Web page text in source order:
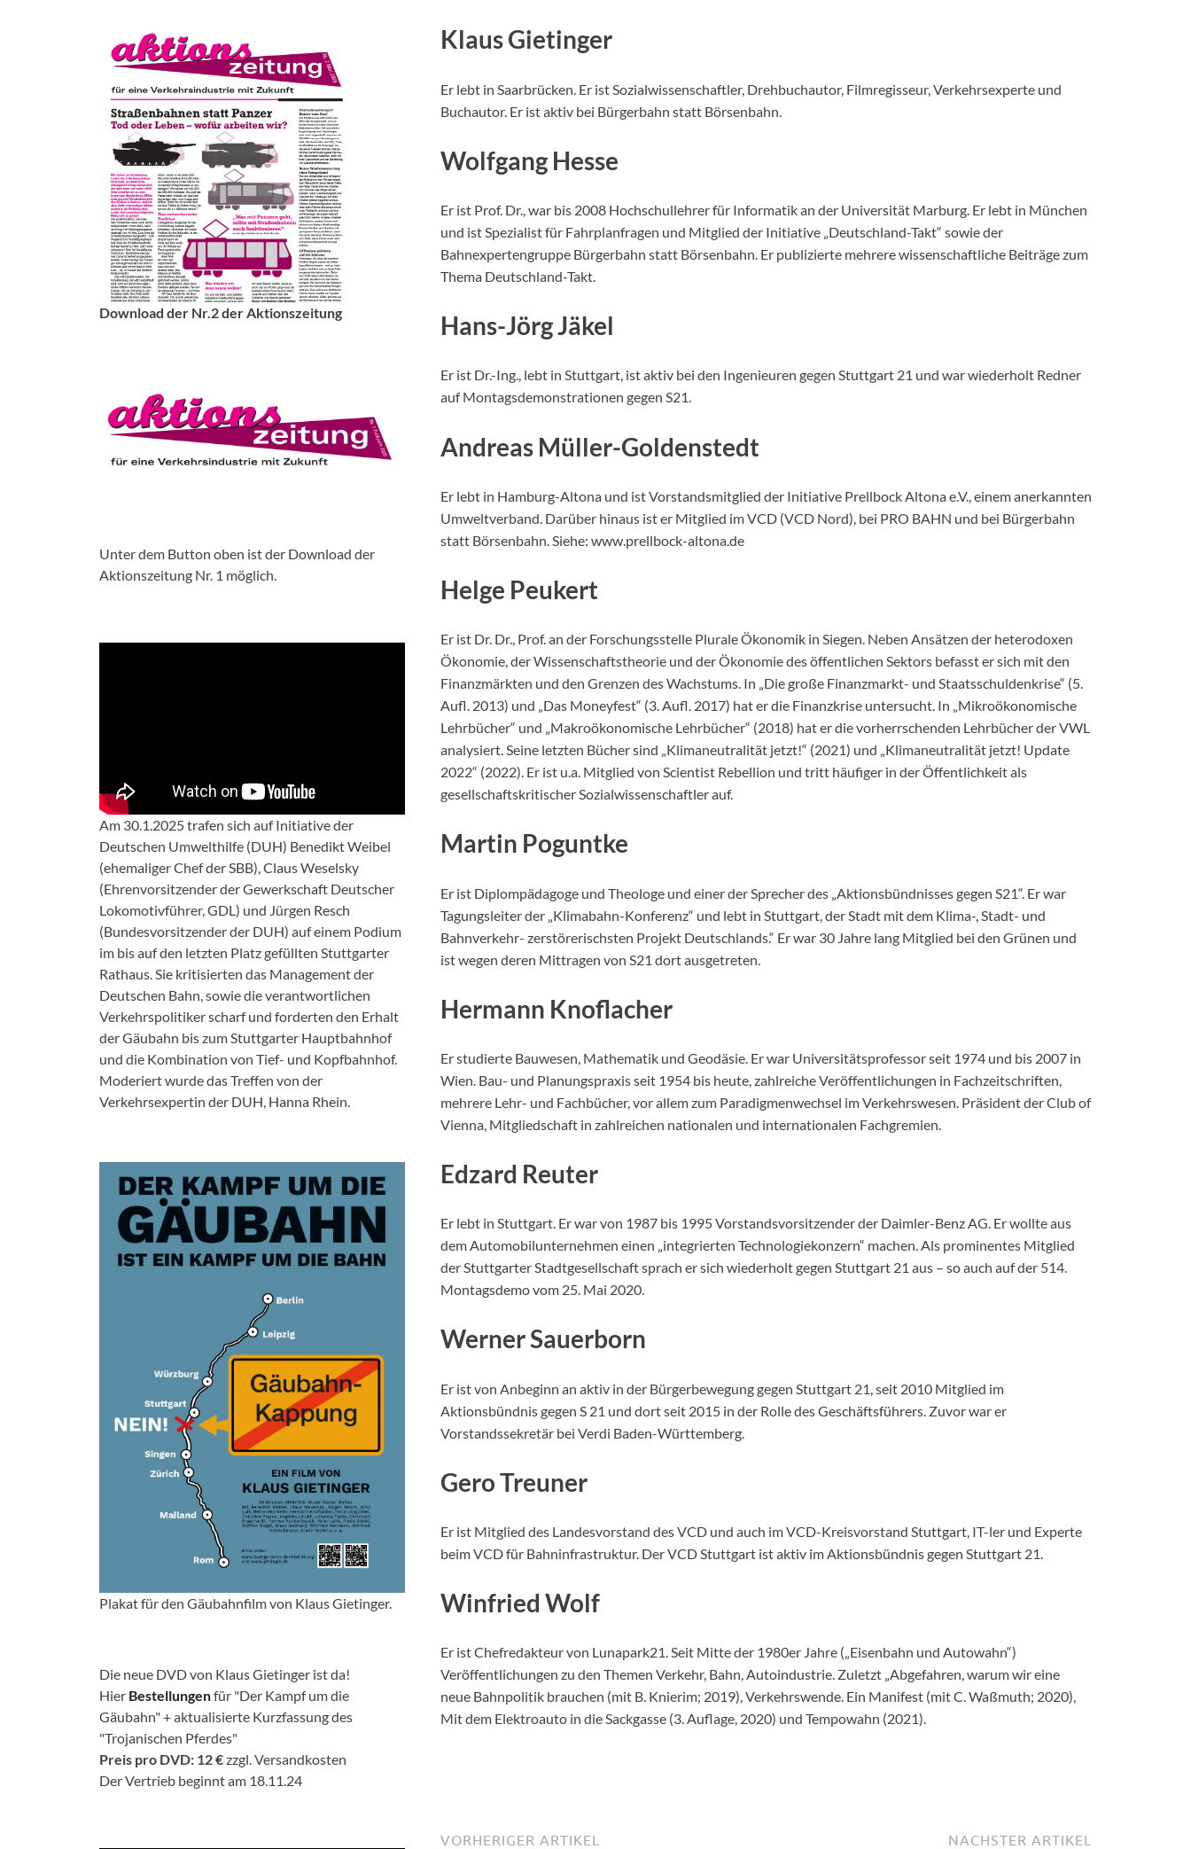
Klaus Gietinger
Er lebt in Saarbrücken. Er ist Sozialwissenschaftler, Drehbuchautor, Filmregisseur, Verkehrsexperte und
Buchautor. Er ist aktiv bei Bürgerbahn statt Börsenbahn.
Wolfgang Hesse
Er ist Prof. Dr., war bis 2008 Hochschullehrer für Informatik an der Universität Marburg. Er lebt in München
und ist Spezialist für Fahrplanfragen und Mitglied der Initiative „Deutschland-Takt“ sowie der
Bahnexpertengruppe Bürgerbahn statt Börsenbahn. Er publizierte mehrere wissenschaftliche Beiträge zum
Thema Deutschland-Takt.
Hans-Jörg Jäkel
Er ist Dr.-Ing., lebt in Stuttgart, ist aktiv bei den Ingenieuren gegen Stuttgart 21 und war wiederholt Redner
auf Montagsdemonstrationen gegen S21.
Andreas Müller-Goldenstedt
Er lebt in Hamburg-Altona und ist Vorstandsmitglied der Initiative Prellbock Altona e.V., einem anerkannten
Umweltverband. Darüber hinaus ist er Mitglied im VCD (VCD Nord), bei PRO BAHN und bei Bürgerbahn
statt Börsenbahn. Siehe: www.prellbock-altona.de
Helge Peukert
Er ist Dr. Dr., Prof. an der Forschungsstelle Plurale Ökonomik in Siegen. Neben Ansätzen der heterodoxen
Ökonomie, der Wissenschaftstheorie und der Ökonomie des öffentlichen Sektors befasst er sich mit den
Finanzmärkten und den Grenzen des Wachstums. In „Die große Finanzmarkt- und Staatsschuldenkrise“ (5.
Aufl. 2013) und „Das Moneyfest“ (3. Aufl. 2017) hat er die Finanzkrise untersucht. In „Mikroökonomische
Lehrbücher“ und „Makroökonomische Lehrbücher“ (2018) hat er die vorherrschenden Lehrbücher der VWL
analysiert. Seine letzten Bücher sind „Klimaneutralität jetzt!“ (2021) und „Klimaneutralität jetzt! Update
2022“ (2022). Er ist u.a. Mitglied von Scientist Rebellion und tritt häufiger in der Öffentlichkeit als
gesellschaftskritischer Sozialwissenschaftler auf.
Martin Poguntke
Er ist Diplompädagoge und Theologe und einer der Sprecher des „Aktionsbündnisses gegen S21“. Er war
Tagungsleiter der „Klimabahn-Konferenz“ und lebt in Stuttgart, der Stadt mit dem Klima-, Stadt- und
Bahnverkehr- zerstörerischsten Projekt Deutschlands.“ Er war 30 Jahre lang Mitglied bei den Grünen und
ist wegen deren Mittragen von S21 dort ausgetreten.
Hermann Knoflacher
Er studierte Bauwesen, Mathematik und Geodäsie. Er war Universitätsprofessor seit 1974 und bis 2007 in
Wien. Bau- und Planungspraxis seit 1954 bis heute, zahlreiche Veröffentlichungen in Fachzeitschriften,
mehrere Lehr- und Fachbücher, vor allem zum Paradigmenwechsel im Verkehrswesen. Präsident der Club of
Vienna, Mitgliedschaft in zahlreichen nationalen und internationalen Fachgremien.
Edzard Reuter
Er lebt in Stuttgart. Er war von 1987 bis 1995 Vorstandsvorsitzender der Daimler-Benz AG. Er wollte aus
dem Automobilunternehmen einen „integrierten Technologiekonzern“ machen. Als prominentes Mitglied
der Stuttgarter Stadtgesellschaft sprach er sich wiederholt gegen Stuttgart 21 aus – so auch auf der 514.
Montagsdemo vom 25. Mai 2020.
Werner Sauerborn
Er ist von Anbeginn an aktiv in der Bürgerbewegung gegen Stuttgart 21, seit 2010 Mitglied im
Aktionsbündnis gegen S 21 und dort seit 2015 in der Rolle des Geschäftsführers. Zuvor war er
Vorstandssekretär bei Verdi Baden-Württemberg.
Gero Treuner
Er ist Mitglied des Landesvorstand des VCD und auch im VCD-Kreisvorstand Stuttgart, IT-ler und Experte
beim VCD für Bahninfrastruktur. Der VCD Stuttgart ist aktiv im Aktionsbündnis gegen Stuttgart 21.
Winfried Wolf
Er ist Chefredakteur von Lunapark21. Seit Mitte der 1980er Jahre („Eisenbahn und Autowahn“)
Veröffentlichungen zu den Themen Verkehr, Bahn, Autoindustrie. Zuletzt „Abgefahren, warum wir eine
neue Bahnpolitik brauchen (mit B. Knierim; 2019), Verkehrswende. Ein Manifest (mit C. Waßmuth; 2020),
Mit dem Elektroauto in die Sackgasse (3. Auflage, 2020) und Tempowahn (2021).
VORHERIGER ARTIKEL NÄCHSTER ARTIKEL
Download der Nr.2 der Aktionszeitung
Unter dem Button oben ist der Download der
Aktionszeitung Nr. 1 möglich.
Am 30.1.2025 trafen sich auf Initiative der
Deutschen Umwelthilfe (DUH) Benedikt Weibel
(ehemaliger Chef der SBB), Claus Weselsky
(Ehrenvorsitzender der Gewerkschaft Deutscher
Lokomotivführer, GDL) und Jürgen Resch
(Bundesvorsitzender der DUH) auf einem Podium
im bis auf den letzten Platz gefüllten Stuttgarter
Rathaus. Sie kritisierten das Management der
Deutschen Bahn, sowie die verantwortlichen
Verkehrspolitiker scharf und forderten den Erhalt
der Gäubahn bis zum Stuttgarter Hauptbahnhof
und die Kombination von Tief- und Kopfbahnhof.
Moderiert wurde das Treffen von der
Verkehrsexpertin der DUH, Hanna Rhein.
Plakat für den Gäubahnfilm von Klaus Gietinger.
Die neue DVD von Klaus Gietinger ist da!
Hier Bestellungenfür "Der Kampf um die
Gäubahn" + aktualisierte Kurzfassung des
"Trojanischen Pferdes"
Preis pro DVD: 12 €zzgl. Versandkosten
Der Vertrieb beginnt am 18.11.24